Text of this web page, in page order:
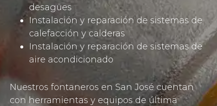
desagües
Instalación y reparación de sistemas de
calefacción y calderas
Instalación y reparación de sistemas de
aire acondicionado
Nuestros fontaneros en San José cuentan
con herramientas y equipos de última